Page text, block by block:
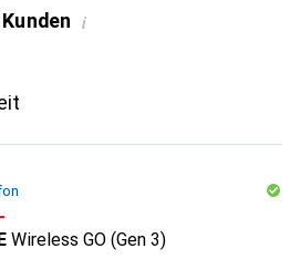
i
Wireless GO (Gen 3)